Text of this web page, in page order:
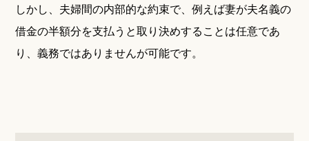
しかし、夫婦間の内部的な約束で、例えば妻が夫名義の
借金の半額分を支払うと取り決めすることは任意であ
り、義務ではありませんが可能です。